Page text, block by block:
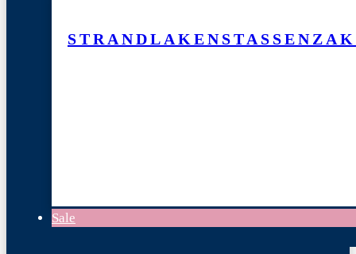
STRANDLAKENSTASSEN
Sale